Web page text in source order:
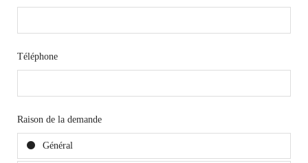
Téléphone
Raison de la demande
Général